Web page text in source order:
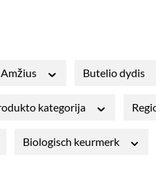
Amžius Butelio dydis
kategorija
Biologisch keurmerk